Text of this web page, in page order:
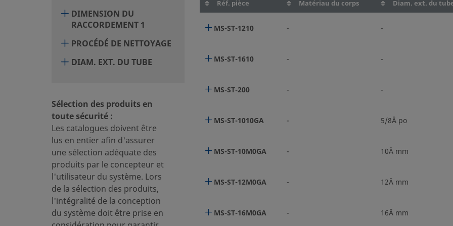
DIMENSION DU
RACCORDEMENT 1
PROCÉDÉ DE NETTOYAGE
DIAM. EXT. DU TUBE
Sélection des produits en
toute sécurité :
Les catalogues doivent être
lus en entier afin d'assurer
une sélection adéquate des
produits par le concepteur et
l'utilisateur du système. Lors
de la sélection des produits,
l'intégralité de la conception
du système doit être prise en
Réf. pièce Matériau du corps Diam. ext. du
MS-ST-1210 - -
MS-ST-1610 - -
MS-ST-200 - -
MS-ST-1010GA - 5/8Â po
MS-ST-10M0GA - 10Â mm
MS-ST-12M0GA - 12Â mm
MS-ST-16M0GA - 16Â mm